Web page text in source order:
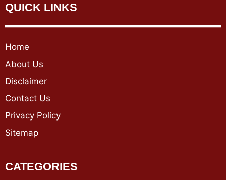
QUICK LINKS
Home
About Us
Disclaimer
Contact Us
Privacy Policy
Sitemap
CATEGORIES